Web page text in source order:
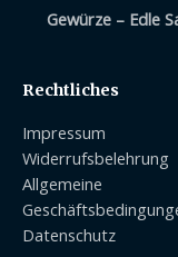
Gewürze – Edle
Rechtliches
Impressum
Widerrufsbelehrung
Allgemeine
Datenschutz